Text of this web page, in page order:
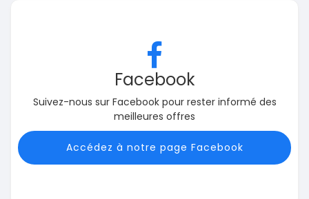
Facebook
Suivez-nous sur Facebook pour rester informé des
meilleures offres
Accédez à notre page Facebook